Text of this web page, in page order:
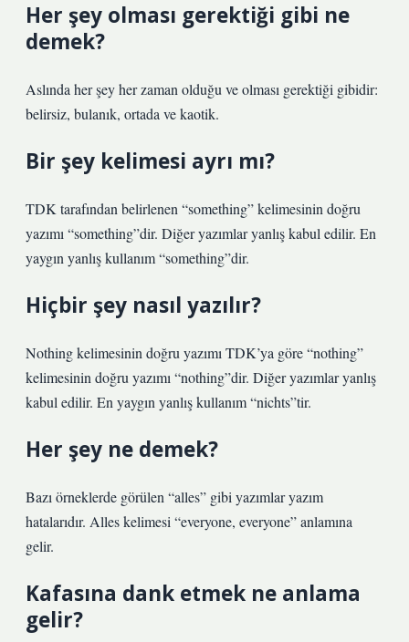
Her şey olması gerektiği gibi ne
demek?
Aslında her şey her zaman olduğu ve olması gerektiği gibidir:
belirsiz, bulanık, ortada ve kaotik.
Bir şey kelimesi ayrı mı?
TDK tarafından belirlenen “something” kelimesinin doğru
yazımı “something”dir. Diğer yazımlar yanlış kabul edilir. En
yaygın yanlış kullanım “something”dir.
Hiçbir şey nasıl yazılır?
Nothing kelimesinin doğru yazımı TDK’ya göre “nothing”
kelimesinin doğru yazımı “nothing”dir. Diğer yazımlar yanlış
kabul edilir. En yaygın yanlış kullanım “nichts”tir.
Her şey ne demek?
Bazı örneklerde görülen “alles” gibi yazımlar yazım
hatalarıdır. Alles kelimesi “everyone, everyone” anlamına
gelir.
Kafasına dank etmek ne anlama
gelir?